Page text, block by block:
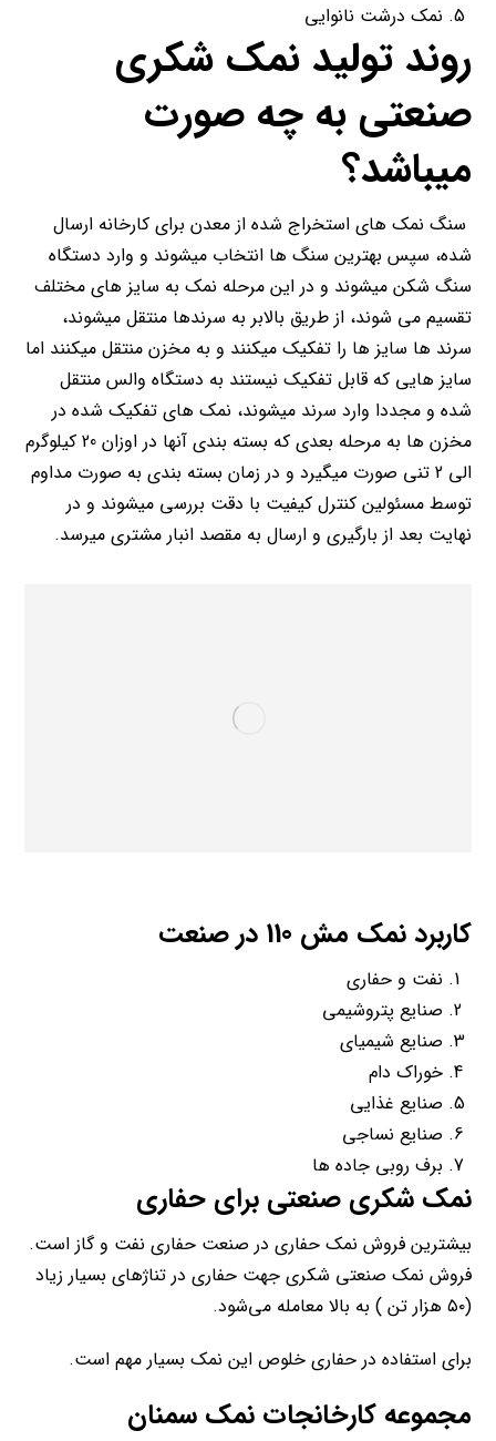
نمک درشت نانوایی
روند تولید نمک شکری
صنعتی به چه صورت
میباشد؟
سنگ نمک های استخراج شده از معدن برای کارخانه ارسال
شده، سپس بهترین سنگ ها انتخاب میشوند و وارد دستگاه
سنگ شکن میشوند و در این مرحله نمک به سایز های مختلف
تقسیم می شوند، از طریق بالابر به سرندها منتقل میشوند،
سرند ها سایز ها را تفکیک میکنند و به مخزن منتقل میکنند اما
سایز هایی که قابل تفکیک نیستند به دستگاه والس منتقل
شده و مجددا وارد سرند میشوند، نمک های تفکیک شده در
مخزن ها به مرحله بعدی که بسته بندی آنها در اوزان 20 کیلوگرم
الی 2 تنی صورت میگیرد و در زمان بسته بندی به صورت مداوم
توسط مسئولین کنترل کیفیت با دقت بررسی میشوند و در
نهایت بعد از بارگیری و ارسال به مقصد انبار مشتری میرسد.
کاربرد نمک مش 110 در صنعت
نفت و حفاری
صنایع پتروشیمی
صنایع شیمیای
خوراک دام
صنایع غذایی
صنایع نساجی
برف روبی جاده ها
نمک شکری صنعتی برای حفاری
بیشترین فروش نمک حفاری در صنعت حفاری نفت و گاز است.
فروش نمک صنعتی شکری جهت حفاری در تناژهای بسیار زیاد
(۵۰ هزار تن ) به بالا معامله می‌شود.
برای استفاده در حفاری خلوص این نمک بسیار مهم است.
مجموعه کارخانجات نمک سمنان